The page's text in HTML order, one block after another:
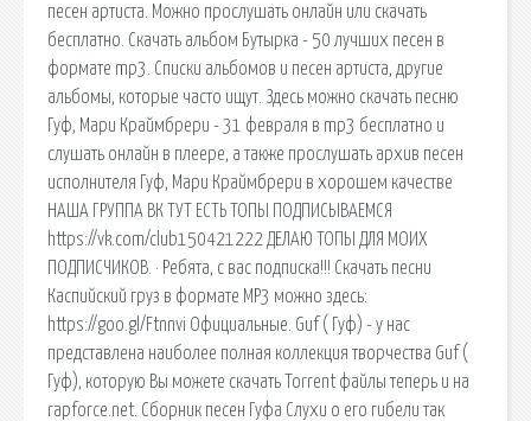
песен артиста. Можно прослушать онлайн или скачать
бесплатно. Скачать альбом Бутырка - 50 лучших песен в
формате mp3. Списки альбомов и песен артиста, другие
альбомы, которые часто ищут. Здесь можно скачать песню
Гуф, Мари Краймбрери - 31 февраля в mp3 бесплатно и
слушать онлайн в плеере, а также прослушать архив песен
исполнителя Гуф, Мари Краймбрери в хорошем качестве
НАША ГРУППА ВК ТУТ ЕСТЬ ТОПЫ ПОДПИСЫВАЕМСЯ
https://vk.com/club150421222 ДЕЛАЮ ТОПЫ ДЛЯ МОИХ
ПОДПИСЧИКОВ. · Ребята, с вас подписка!!! Скачать песни
Каспийский груз в формате МР3 можно здесь:
https://goo.gl/Ftnnvi Официальные. Guf ( Гуф) - у нас
представлена наиболее полная коллекция творчества Guf (
Гуф), которую Вы можете скачать Torrent файлы теперь и на
rapforce.net. Сборник песен Гуфа Слухи о его гибели так